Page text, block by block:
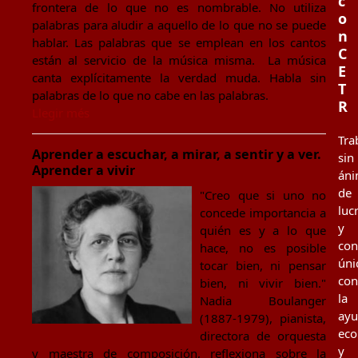
frontera de lo que no es nombrable. No utiliza
palabras para aludir a aquello de lo que no se puede
hablar. Las palabras que se emplean en los cantos
están al servicio de la música misma. La música
canta explícitamente la verdad muda. Habla sin
palabras de lo que no cabe en las palabras.
Aprender a escuchar, a mirar, a sentir y a ver.
Aprender a vivir
"Creo que si uno no
concede importancia a
quién es y a lo que
hace, no es posible
tocar bien, ni pensar
bien, ni vivir bien."
Nadia Boulanger
(1887-1979), pianista,
directora de orquesta
y maestra de composición, reflexiona sobre la
o
n
C
E
T
R
sin
de
y
con
la
y